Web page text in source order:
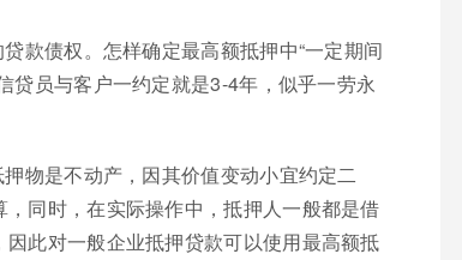
款债权。怎样确定最高额抵押中“一定期间
贷员与客户一约定就是3-4年，似乎一劳永
物是不动产，因其价值变动小宜约定二
同时，在实际操作中，抵押人一般都是借
此对一般企业抵押贷款可以使用最高额抵